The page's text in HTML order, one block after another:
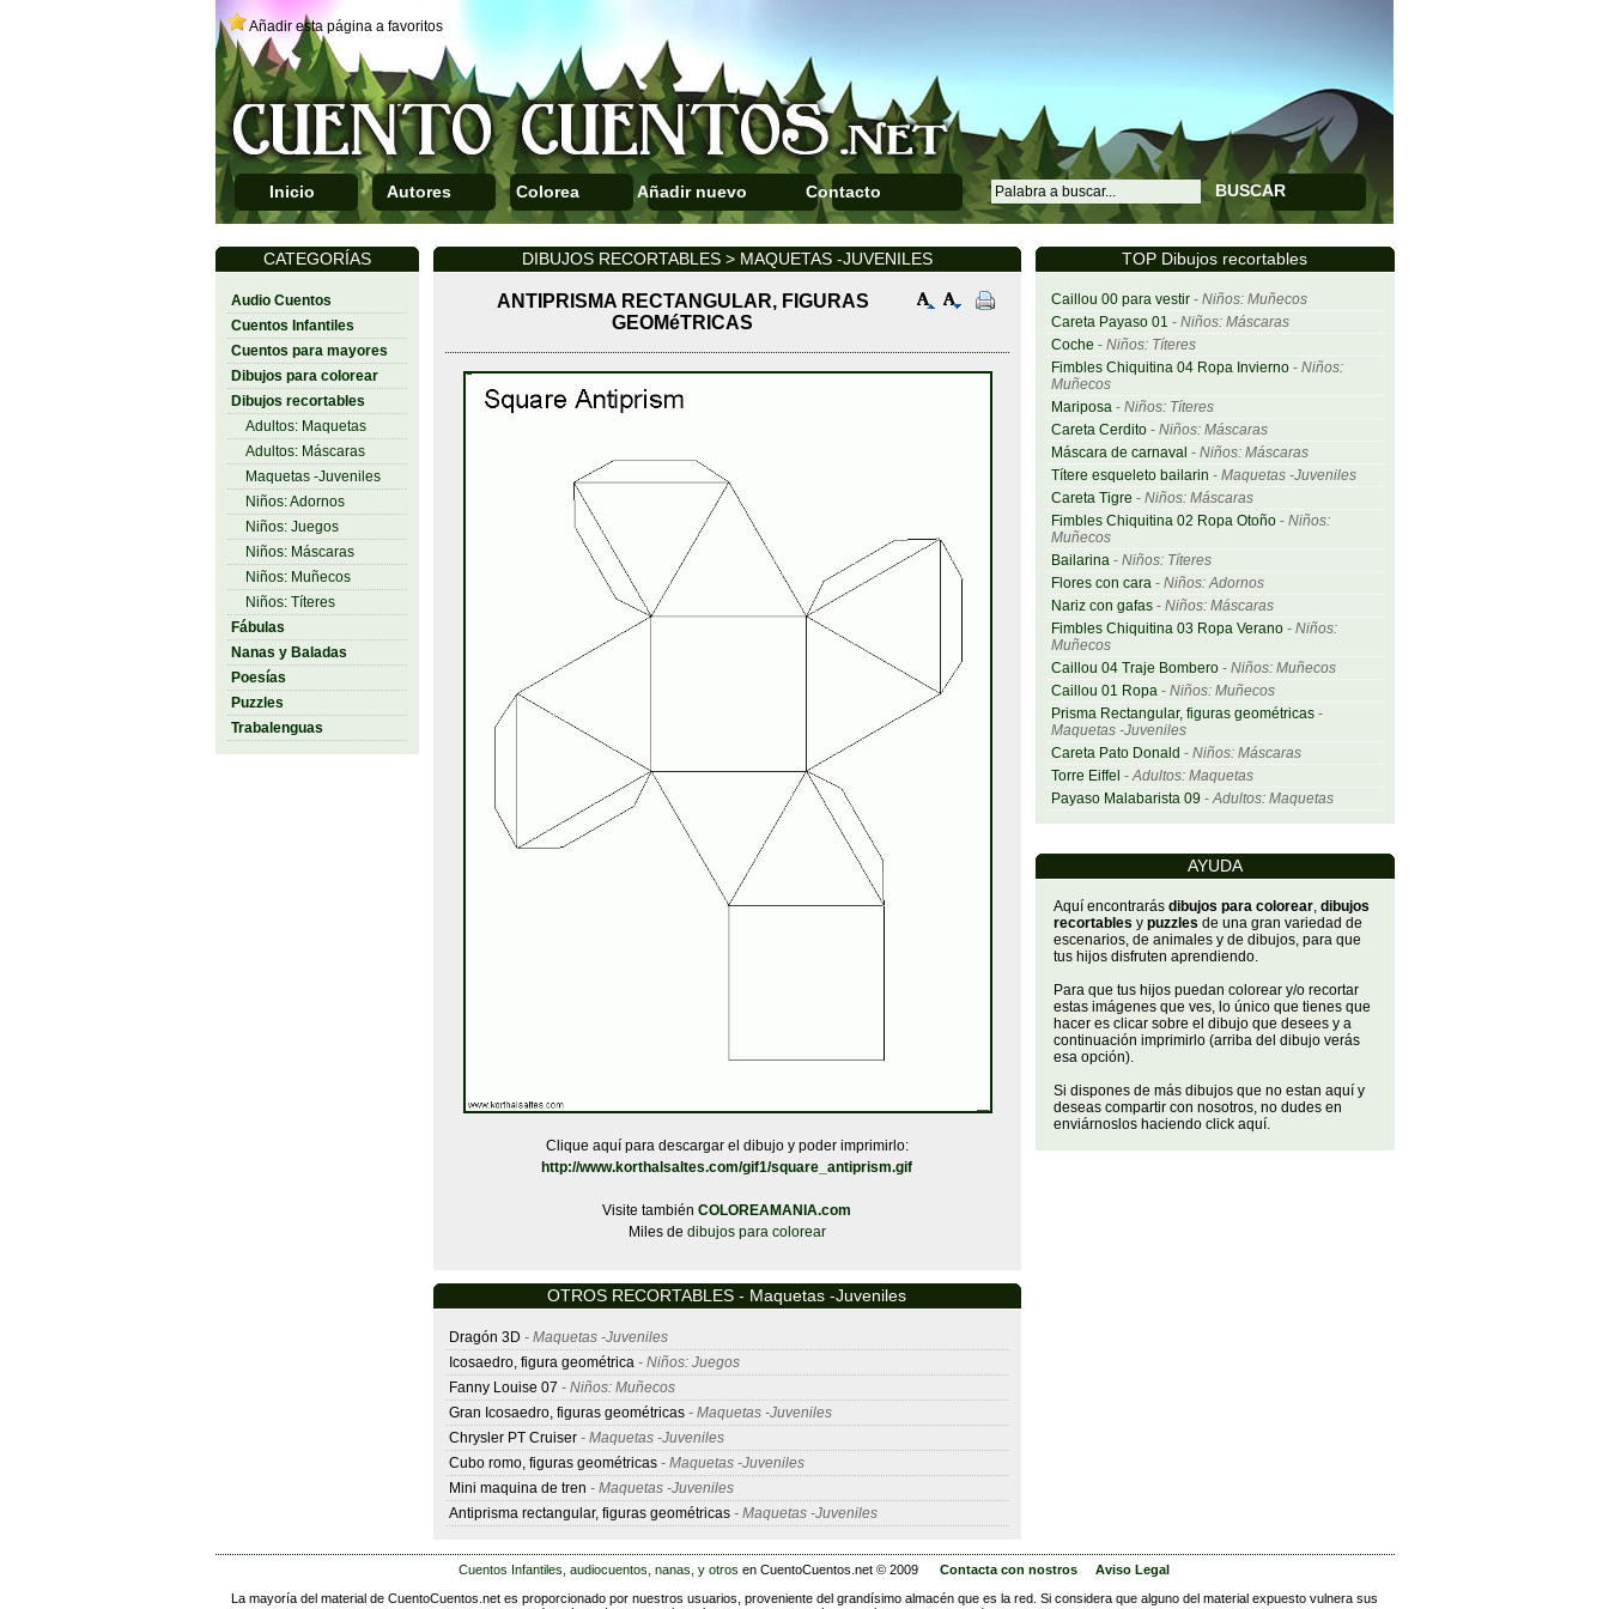
Añadir esta página a favoritos
Inicio Autores Colorea Añadir nuevo Contacto BUSCAR
TOP Dibujos recortables
Caillou 00 para vestir- Niños: Muñecos
Careta Payaso 01 - Niños: Máscaras
Coche - Niños: Títeres
Fimbles Chiquitina 04 Ropa Invierno- Niños:
Muñecos
Mariposa- Niños: Títeres
Careta Cerdito- Niños: Máscaras
Máscara de carnaval - Niños: Máscaras
Títere esqueleto bailarin - Maquetas -Juveniles
Careta Tigre - Niños: Máscaras
Fimbles Chiquitina 02 Ropa Otoño- Niños:
Muñecos
Bailarina- Niños: Títeres
Flores con cara- Niños: Adornos
Nariz con gafas- Niños: Máscaras
Fimbles Chiquitina 03 Ropa Verano- Niños:
Muñecos
Caillou 04 Traje Bombero- Niños: Muñecos
Caillou 01 Ropa- Niños: Muñecos
Prisma Rectangular, figuras geométricas-
Maquetas -Juveniles
Careta Pato Donald - Niños: Máscaras
Torre Eiffel -Adultos: Maquetas
Payaso Malabarista 09 -Adultos: Maquetas
AYUDA
Aquí encontrarás dibujos para colorear, dibujos
recortables y puzzles de una gran variedad de
escenarios, de animales y de dibujos, para que
tus hijos disfruten aprendiendo.
Para que tus hijos puedan colorear y/o recortar
estas imágenes que ves, lo único que tienes que
hacer es clicar sobre el dibujo que desees y a
continuación imprimirlo (arriba del dibujo verás
esa opción).
Si dispones de más dibujos que no estan aquí y
deseas compartir con nosotros, no dudes en
enviárnoslos haciendo click aquí.
CATEGORÍAS
Audio Cuentos
Cuentos Infantiles
Cuentos para mayores
Dibujos para colorear
Dibujos recortables
Adultos: Maquetas
Adultos: Máscaras
Maquetas -Juveniles
Niños: Adornos
Niños: Juegos
Niños: Máscaras
Niños: Muñecos
Niños: Títeres
Fábulas
Nanas y Baladas
Poesías
Puzzles
Trabalenguas
DIBUJOS RECORTABLES > MAQUETAS -JUVENILES
ANTIPRISMA RECTANGULAR, FIGURAS
GEOMéTRICAS
Clique aquí para descargar el dibujo y poder imprimirlo:
http://www.korthalsaltes.com/gif1/square_antiprism.gif
Visite también COLOREAMANIA.com
Miles de dibujos para colorear
OTROS RECORTABLES - Maquetas -Juveniles
Dragón 3D - Maquetas -Juveniles
Icosaedro, figura geométrica- Niños: Juegos
Fanny Louise 07 - Niños: Muñecos
Gran Icosaedro, figuras geométricas- Maquetas -Juveniles
Chrysler PT Cruiser- Maquetas -Juveniles
Cubo romo, figuras geométricas- Maquetas -Juveniles
Mini maquina de tren - Maquetas -Juveniles
Antiprisma rectangular, figuras geométricas- Maquetas -Juveniles
Cuentos Infantiles, audiocuentos, nanas, y otros en CuentoCuentos.net © 2009 Contacta con nostros
Aviso Legal
La mayoría del material de CuentoCuentos.net es proporcionado por nuestros usuarios, proveniente del grandísimo almacén que es la red. Si considera que alguno del material expuesto vulnera sus